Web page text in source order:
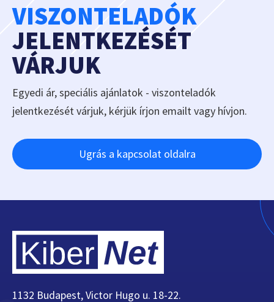
VISZONTELADÓK
JELENTKEZÉSÉT
VÁRJUK
Egyedi ár, speciális ajánlatok - viszonteladók
jelentkezését várjuk, kérjük írjon emailt vagy hívjon.
Ugrás a kapcsolat oldalra
1132 Budapest, Victor Hugo u. 18-22.